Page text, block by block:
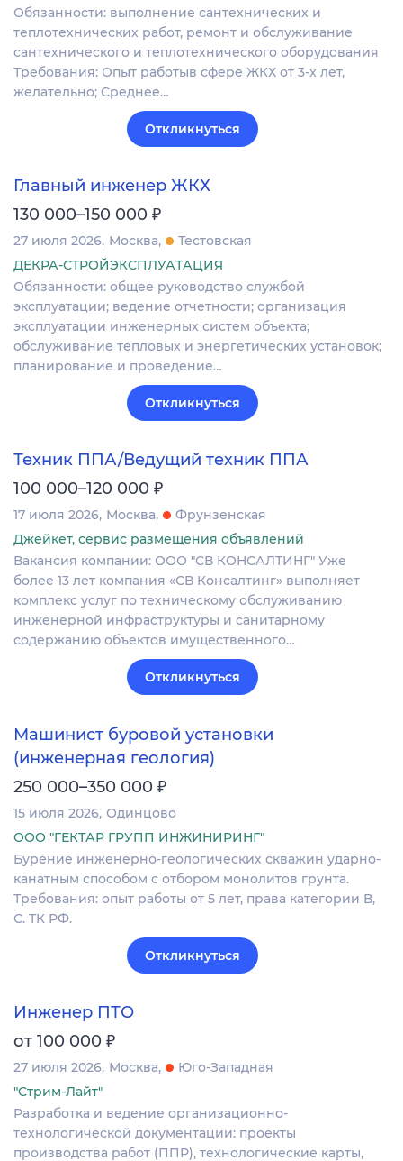
Обязанности: выполнение сантехнических и
теплотехнических работ, ремонт и обслуживание
сантехнического и теплотехнического оборудования
Требования: Опыт работыв сфере ЖКХ от 3-х лет,
желательно; Среднее…
Откликнуться
Главный инженер ЖКХ
130 000–150 000 ₽
27 июля 2026 Москва
Тестовская
ДЕКРА-СТРОЙЭКСПЛУАТАЦИЯ
Обязанности: общее руководство службой
эксплуатации; ведение отчетности; организация
эксплуатации инженерных систем объекта;
обслуживание тепловых и энергетических установок;
планирование и проведение…
Откликнуться
Техник ППА/Ведущий техник ППА
100 000–120 000 ₽
17 июля 2026 Москва
Фрунзенская
Джейкет, сервис размещения объявлений
Вакансия компании: ООО "СВ КОНСАЛТИНГ" Уже
более 13 лет компания «СВ Консалтинг» выполняет
комплекс услуг по техническому обслуживанию
инженерной инфраструктуры и санитарному
содержанию объектов имущественного…
Откликнуться
Машинист буровой установки
(инженерная геология)
250 000–350 000 ₽
15 июля 2026 Одинцово
ООО "ГЕКТАР ГРУПП ИНЖИНИРИНГ"
Бурение инженерно-геологических скважин ударно-
канатным способом с отбором монолитов грунта.
Требования: опыт работы от 5 лет, права категории В,
С. ТК РФ.
Откликнуться
Инженер ПТО
от 100 000 ₽
27 июля 2026 Москва
Юго-Западная
"Стрим-Лайт"
Разработка и ведение организационно-
технологической документации: проекты
производства работ (ППР), технологические карты,